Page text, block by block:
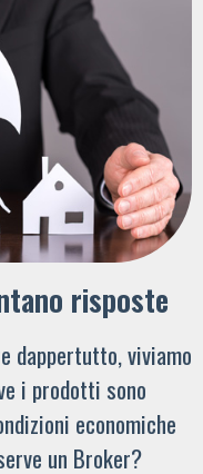
risposte
dappertutto, viviamo
i prodotti sono
economiche
un Broker?